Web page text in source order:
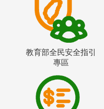
教育部全民安全指引
專區